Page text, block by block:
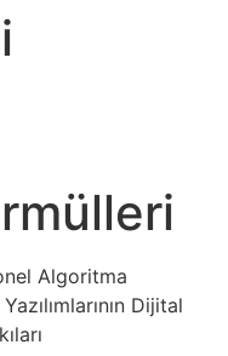
Algoritma
Dijital